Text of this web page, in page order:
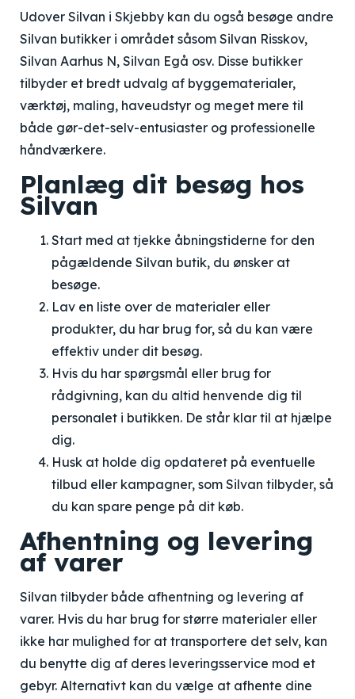
Udover Silvan i Skjebby kan du også besøge andre
Silvan butikker i området såsom Silvan Risskov,
Silvan Aarhus N, Silvan Egå osv. Disse butikker
tilbyder et bredt udvalg af byggematerialer,
værktøj, maling, haveudstyr og meget mere til
både gør-det-selv-entusiaster og professionelle
håndværkere.
Planlæg dit besøg hos
Silvan
Start med at tjekke åbningstiderne for den
pågældende Silvan butik, du ønsker at
besøge.
Lav en liste over de materialer eller
produkter, du har brug for, så du kan være
effektiv under dit besøg.
Hvis du har spørgsmål eller brug for
rådgivning, kan du altid henvende dig til
personalet i butikken. De står klar til at hjælpe
dig.
Husk at holde dig opdateret på eventuelle
tilbud eller kampagner, som Silvan tilbyder, så
du kan spare penge på dit køb.
Afhentning og levering
af varer
Silvan tilbyder både afhentning og levering af
varer. Hvis du har brug for større materialer eller
ikke har mulighed for at transportere det selv, kan
du benytte dig af deres leveringsservice mod et
gebyr. Alternativt kan du vælge at afhente dine